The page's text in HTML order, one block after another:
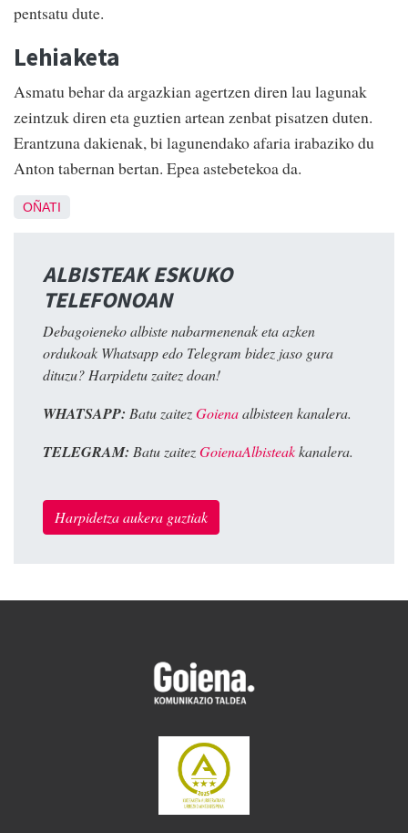
pentsatu dute.
Lehiaketa
Asmatu behar da argazkian agertzen diren lau lagunak
zeintzuk diren eta guztien artean zenbat pisatzen duten.
Erantzuna dakienak, bi lagunendako afaria irabaziko du
Anton tabernan bertan. Epea astebetekoa da.
OÑATI
ALBISTEAK ESKUKO
TELEFONOAN
Debagoieneko albiste nabarmenenak eta azken
ordukoak Whatsapp edo Telegram bidez jaso gura
dituzu? Harpidetu zaitez doan!
WHATSAPP: Batu zaitezGoienaalbisteen kanalera.
TELEGRAM: Batu zaitezGoienaAlbisteakkanalera.
Harpidetza aukera guztiak